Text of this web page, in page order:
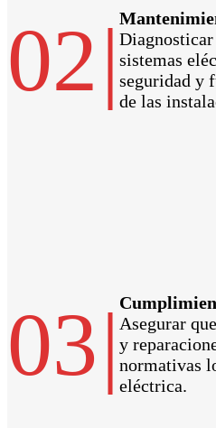
02| sistemas
seguridad y
de las
03|Asegurar
y
normativas
eléctrica.